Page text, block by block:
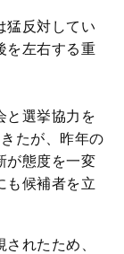
猛反対してい
を左右する重
と選挙協力を
たが、昨年の
が態度を一変
も候補者を立
れたため、